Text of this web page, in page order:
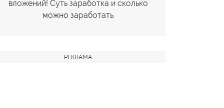
вложений! Суть заработка и сколько
можно заработать